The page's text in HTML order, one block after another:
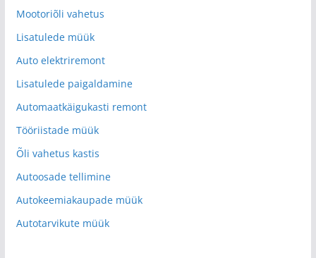
Mootoriõli vahetus
Lisatulede müük
Auto elektriremont
Lisatulede paigaldamine
Automaatkäigukasti remont
Tööriistade müük
Õli vahetus kastis
Autoosade tellimine
Autokeemiakaupade müük
Autotarvikute müük